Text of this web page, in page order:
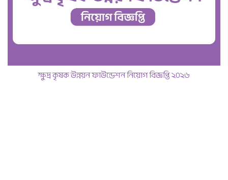
ক্ষুদ্র কৃষক উন্নয়ন ফাউন্ডেশন নিয়োগ বিজ্ঞপ্তি ২০২৬